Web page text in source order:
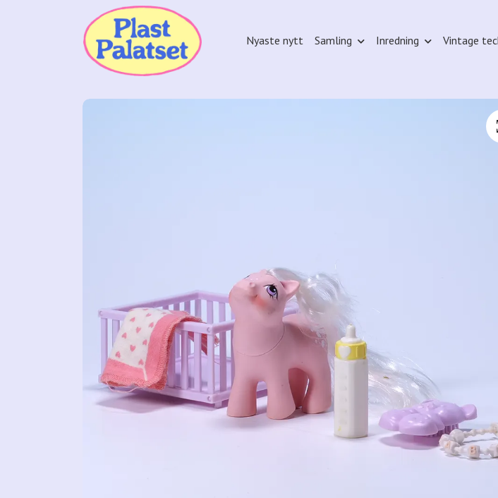
Nyaste nytt Samling Inredning Vintage